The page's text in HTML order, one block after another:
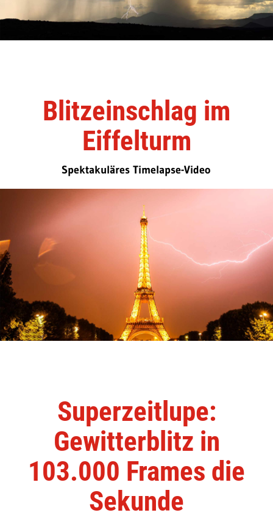
Blitzeinschlag im
Eiffelturm
Spektakuläres Timelapse-Video
Superzeitlupe:
Gewitterblitz in
103.000 Frames die
Sekunde